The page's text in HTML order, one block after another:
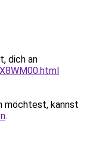
dich an
möchtest, kannst
.